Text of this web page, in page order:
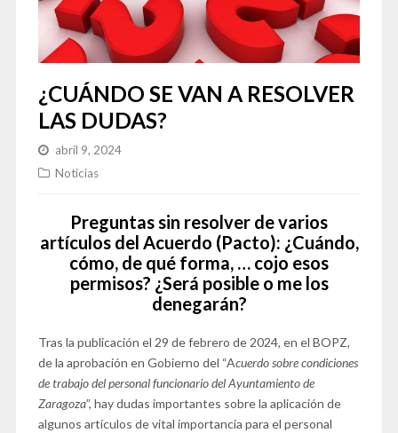
¿CUÁNDO SE VAN A RESOLVER
LAS DUDAS?
abril 9, 2024
Noticias
Preguntas sin resolver de varios
artículos del Acuerdo (Pacto): ¿Cuándo,
cómo, de qué forma, … cojo esos
permisos? ¿Será posible o me los
denegarán?
Tras la publicación el 29 de febrero de 2024, en el BOPZ,
de la aprobación en Gobierno del “Acuerdo sobre condiciones
de trabajo del personal funcionario delAyuntamiento de
Zaragoza”, hay dudas importantes sobre la aplicación de
algunos artículos de vital importancia para el personal